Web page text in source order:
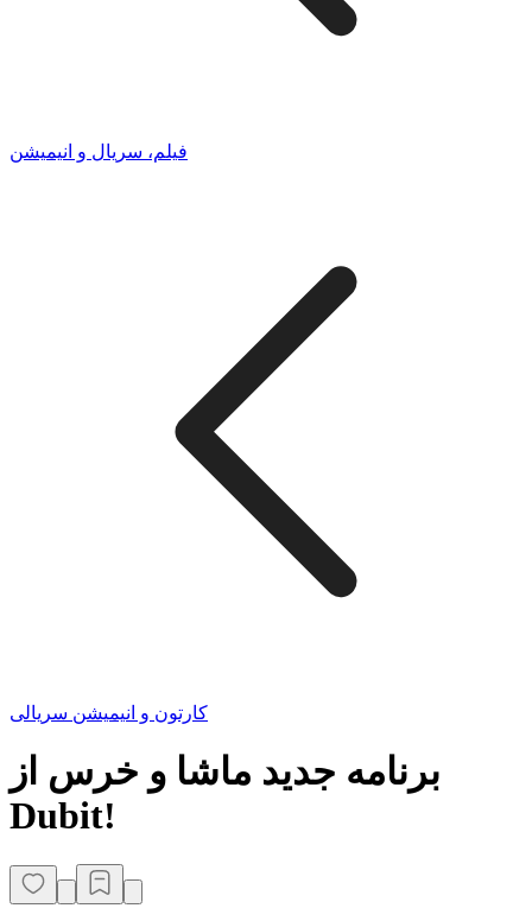
فیلم، سریال و انیمیشن
کارتون و انیمیشن سریالی
برنامه جدید ماشا و خرس از
Dubit!